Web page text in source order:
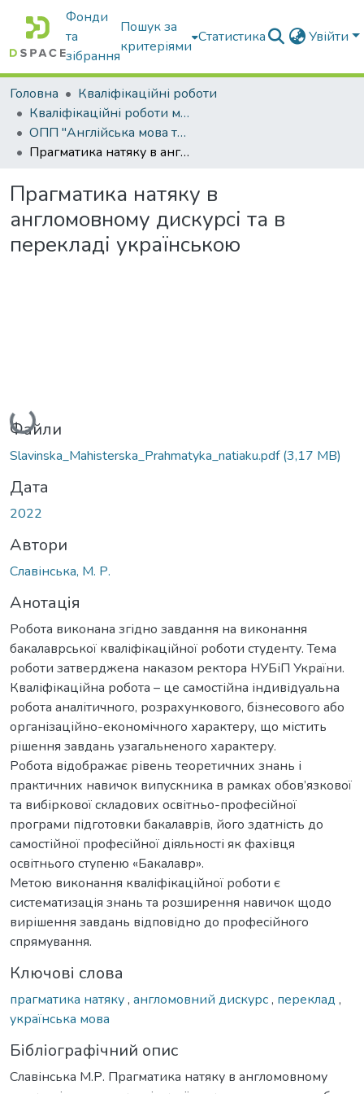
Фонди
та
зібрання
Пошук за
критеріями
Статистика Увійти
Головна
Кваліфікаційні роботи
Кваліфікаційні роботи магістрів
ОПП "Англійська мова та друга іноземна мова"
Прагматика натяку в англомовному дискурсі та в перекладі українською
Прагматика натяку в
англомовному дискурсі та в
перекладі українською
Вантажиться...
Файли
Slavinska_Мahisterska_Prahmatyka_natiaku.pdf(3,17 MB)
Дата
2022
Автори
Славінська, М. Р.
Анотація
Робота виконана згідно завдання на виконання
бакалаврської кваліфікаційної роботи студенту. Тема
роботи затверджена наказом ректора НУБіП України.
Кваліфікаційна робота – це самостійна індивідуальна
робота аналітичного, розрахункового, бізнесового або
організаційно-економічного характеру, що містить
рішення завдань узагальненого характеру.
Робота відображає рівень теоретичних знань і
практичних навичок випускника в рамках обов’язкової
та вибіркової складових освітньо-професійної
програми підготовки бакалаврів, його здатність до
самостійної професійної діяльності як фахівця
освітнього ступеню «Бакалавр».
Метою виконання кваліфікаційної роботи є
систематизація знань та розширення навичок щодо
вирішення завдань відповідно до професійного
спрямування.
Ключові слова
прагматика натяку, англомовний дискурс, переклад ,
українська мова
Бібліографічний опис
Славінська М.Р. Прагматика натяку в англомовному